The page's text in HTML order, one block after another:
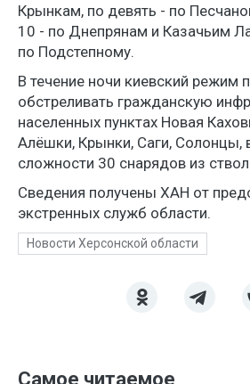
Крынкам, по девять - по
10 - по Днепрянам и Казачьим
по Подстепному.
В течение ночи киевский режим
обстреливать гражданскую
населенных пунктах Новая
Алёшки, Крынки, Саги, Солонцы,
сложности 30 снарядов из
Сведения получены ХАН от
экстренных служб области.
Новости Херсонской области
Самое читаемое